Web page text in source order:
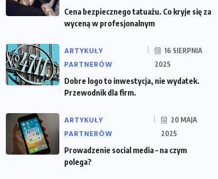
Cena bezpiecznego tatuażu. Co kryje się za
wyceną w profesjonalnym
ARTYKUŁY
PARTNERÓW
16 SIERPNIA
2025
Dobre logo to inwestycja, nie wydatek.
Przewodnik dla firm.
ARTYKUŁY
PARTNERÓW
20 MAJA
2025
Prowadzenie social media – na czym
polega?